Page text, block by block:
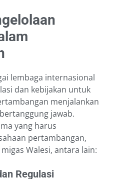
lembaga internasional
dan kebijakan untuk
menjalankan
jawab.
yang harus
pertambangan,
Walesi, antara lain:
Regulasi